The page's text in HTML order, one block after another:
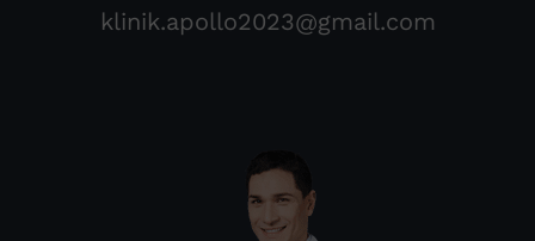
klinik.apollo2023@gmail.com